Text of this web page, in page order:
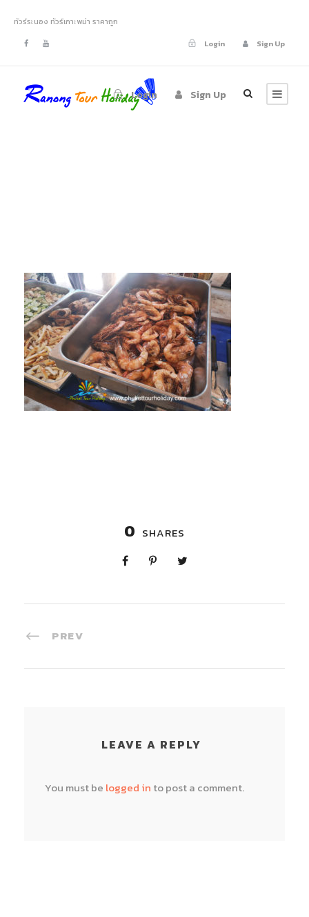
ทัวร์ระนอง ทัวร์เกาะพม่า ราคาถูก
Login
Sign Up
Login Sign Up
0 SHARES
PREV
LEAVE A REPLY
You must be logged in to post a comment.